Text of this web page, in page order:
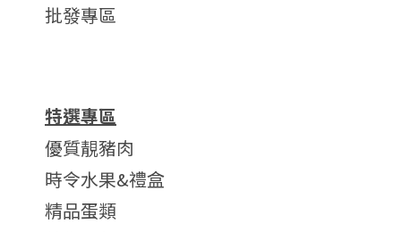
批發專區
特選專區
優質靚豬肉
時令水果&禮盒
精品蛋類